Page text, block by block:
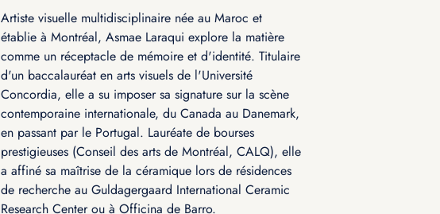
Artiste visuelle multidisciplinaire née au Maroc et
établie à Montréal, Asmae Laraqui explore la matière
comme un réceptacle de mémoire et d'identité. Titulaire
d'un baccalauréat en arts visuels de l'Université
Concordia, elle a su imposer sa signature sur la scène
contemporaine internationale, du Canada au Danemark,
en passant par le Portugal. Lauréate de bourses
prestigieuses (Conseil des arts de Montréal, CALQ), elle
a affiné sa maîtrise de la céramique lors de résidences
de recherche au Guldagergaard International Ceramic
Research Center ou à Officina de Barro.